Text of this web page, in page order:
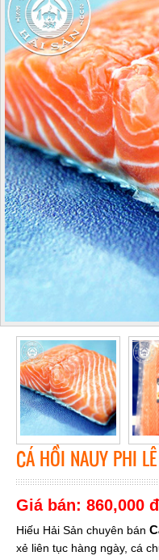
CÁ HỒI NAUY PHI LÊ
Giá bán: 860,000
Hiếu Hải Sản chuyên bán
xẻ liên tục hàng ngày, cá